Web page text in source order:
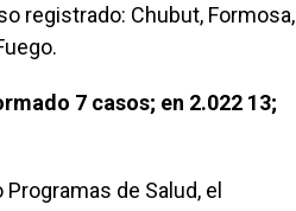
registrado: Chubut, Formosa,
7 casos; en 2.022 13;
de Salud, el